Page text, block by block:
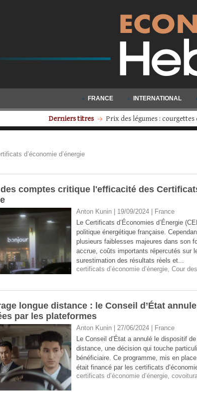
FRANCE INTERNATIONAL
Derniers titres Volkswagen engage une
d’économie d’énergie
comptes critique l'efficacité des
Anton Kunin | 19/09/2024
France
Le Certificats d’Économies d’Énergie
politique énergétique française.
plusieurs faiblesses majeures dans son
accrue, coûts importants répercutés sur
surestimation des résultats réels et...
certificats d’économie d’énergie, Cour
longue distance : le Conseil d’État
par les plateformes
Anton Kunin | 27/06/2024
France
Le Conseil d’État a annulé le dispositif
distance, une décision qui touche
bénéficiaire. Ce programme, mis en
était financé par les certificats
certificats d’économie d’énergie,